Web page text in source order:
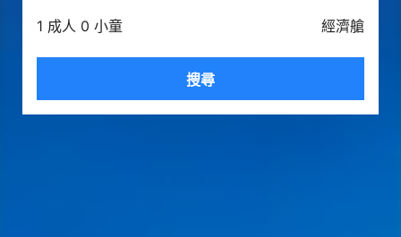
1 成人 0 小童 經濟艙
搜尋